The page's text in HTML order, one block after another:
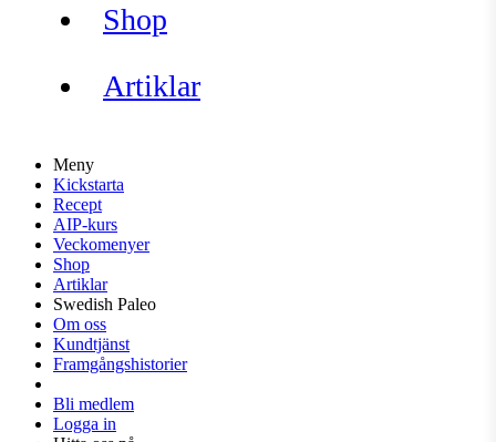
Shop
Artiklar
Meny
Kickstarta
Recept
AIP-kurs
Veckomenyer
Shop
Artiklar
Swedish Paleo
Om oss
Kundtjänst
Framgångshistorier
Bli medlem
Logga in